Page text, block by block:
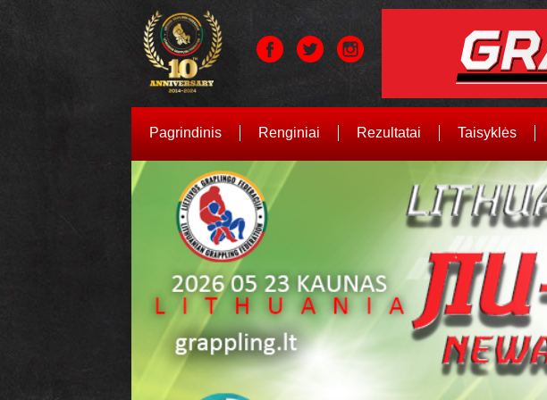
Pagrindinis Renginiai Rezultatai Taisyklės